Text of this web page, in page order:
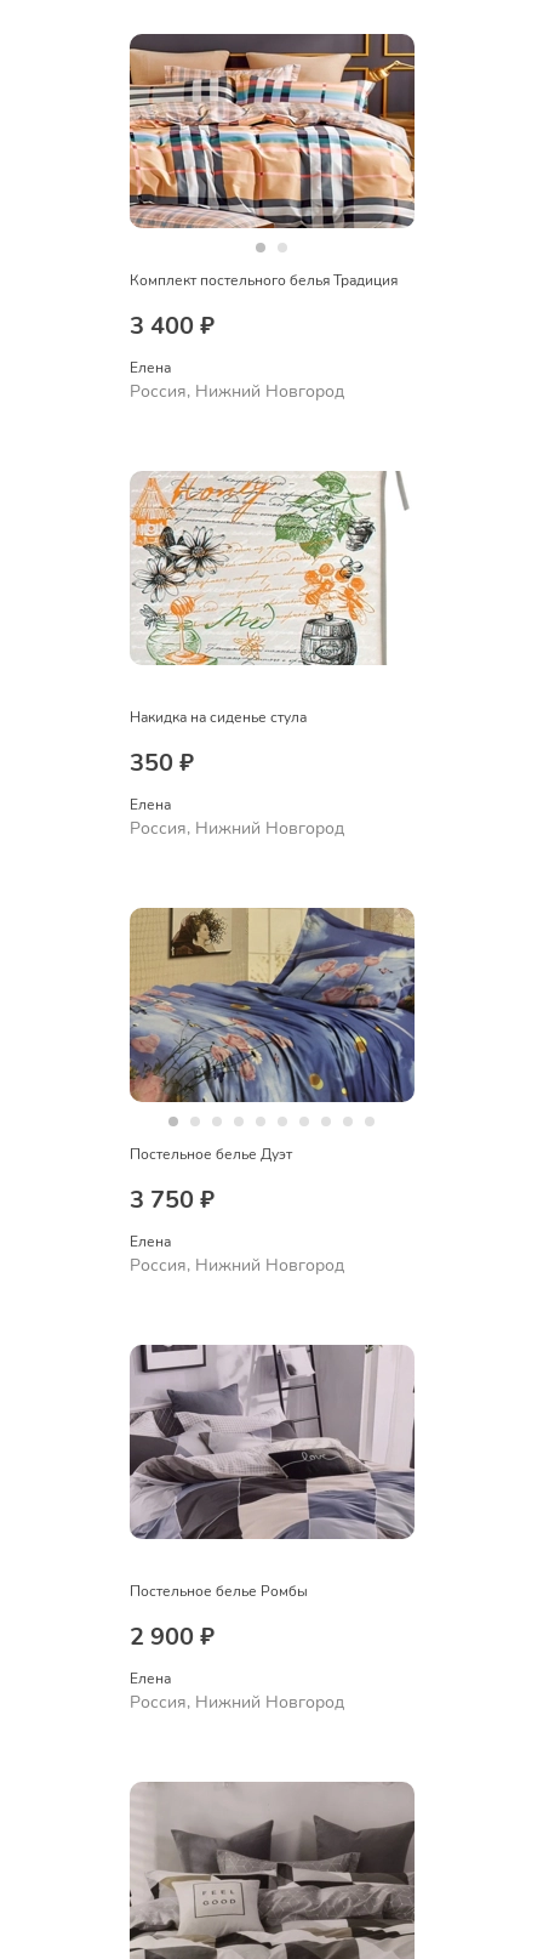
Комплект постельного белья Традиция
3 400 ₽
Елена
Россия, Нижний Новгород
Накидка на сиденье стула
350 ₽
Елена
Россия, Нижний Новгород
Постельное белье Дуэт
3 750 ₽
Елена
Россия, Нижний Новгород
Постельное белье Ромбы
2 900 ₽
Елена
Россия, Нижний Новгород